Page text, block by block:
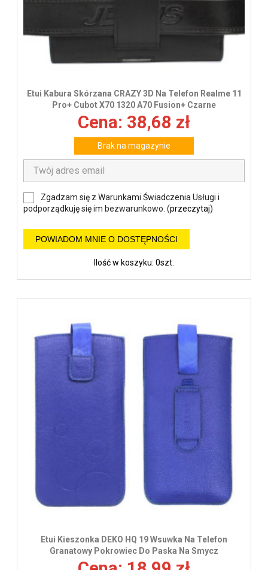
Etui Kabura Skórzana CRAZY 3D Na Telefon Realme 11
Pro+ Cubot X70 1320 A70 Fusion+ Czarne
Cena: 38,68 zł
Brak na magazynie
Zgadzam się z Warunkami Świadczenia Usługi i
podporządkuję się im bezwarunkowo. (przeczytaj)
POWIADOM MNIE O DOSTĘPNOŚCI
Ilość w koszyku: 0szt.
Etui Kieszonka DEKO HQ 19 Wsuwka Na Telefon
Granatowy Pokrowiec Do Paska Na Smycz